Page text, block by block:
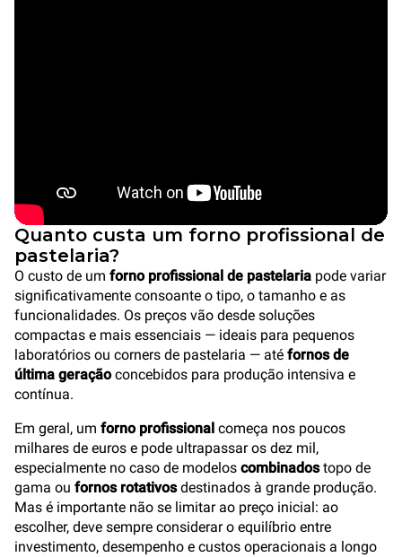
Quanto custa um forno profissional de
pastelaria?
O custo de um forno profissional de pastelaria pode variar
significativamente consoante o tipo, o tamanho e as
funcionalidades. Os preços vão desde soluções
compactas e mais essenciais — ideais para pequenos
laboratórios ou corners de pastelaria — até fornos de
última geraçãoconcebidos para produção intensiva e
contínua.
Em geral, um forno profissional começa nos poucos
milhares de euros e pode ultrapassar os dez mil,
especialmente no caso de modelos combinadostopo de
gama ou fornos rotativosdestinados à grande produção.
Mas é importante não se limitar ao preço inicial: ao
escolher, deve sempre considerar o equilíbrio entre
investimento, desempenho e custos operacionais a longo